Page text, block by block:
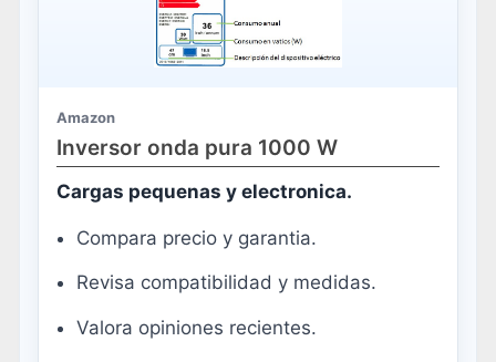
Amazon
Inversor onda pura 1000 W
Cargas pequenas y electronica.
Compara precio y garantia.
Revisa compatibilidad y medidas.
Valora opiniones recientes.